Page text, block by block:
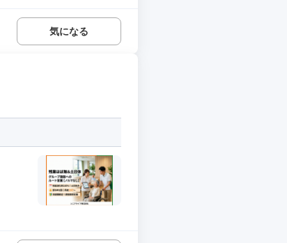
気になる